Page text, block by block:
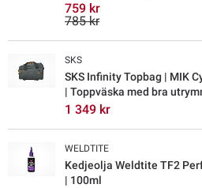
759 kr
785 kr
SKS
SKS Infinity Topbag | MIK
| Toppväska med bra
1 349 kr
WELDTITE
Kedjeolja Weldtite TF2
| 100ml